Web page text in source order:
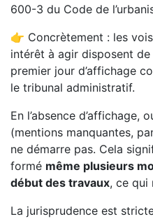
600-3 du Code de
👉 Concrètement : les
intérêt à agir disposent de
premier jour d’affichage
le tribunal administratif.
En l’absence d’affichage,
(mentions manquantes,
ne démarre pas. Cela
formé même plusieurs
début des travaux, ce qui
La jurisprudence est